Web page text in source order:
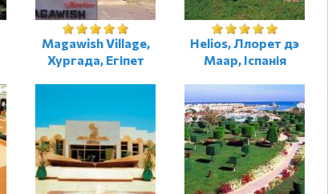
Magawish Village,
Хургада, Егіпет
Helios, Ллорет дэ
Маар, Іспанія